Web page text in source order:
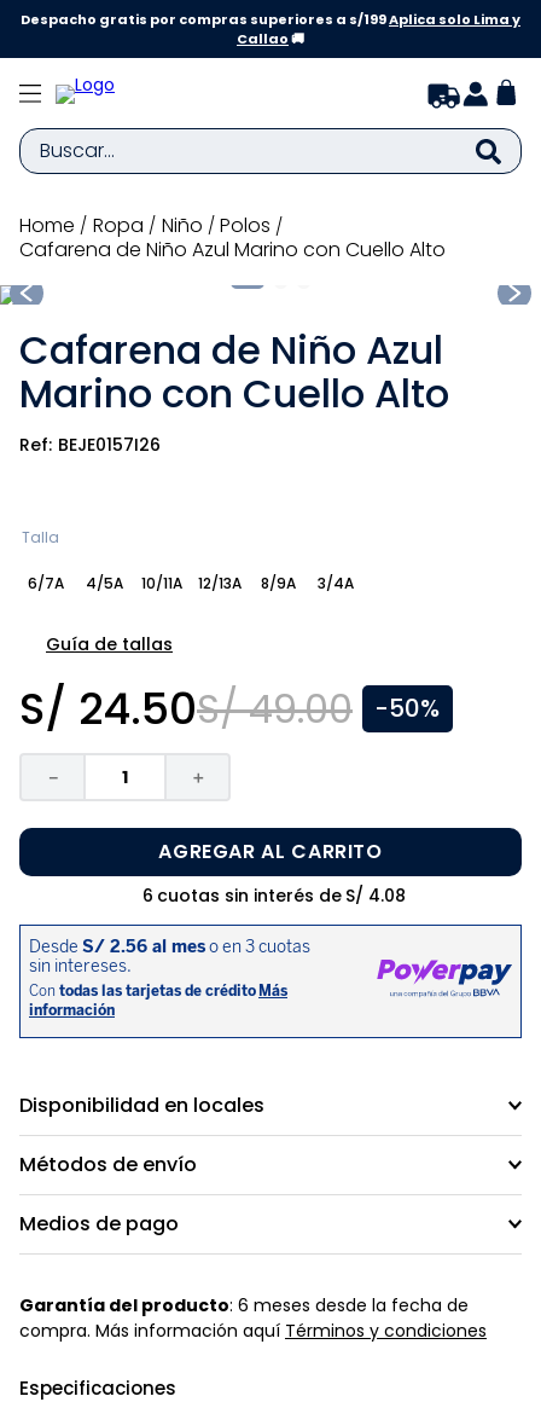
Despacho gratis por compras superiores a s/199Aplica solo Lima y
Callao🚚
Buscar...
ropa niño
polos
Cafarena de Niño Azul Marino con Cuello Alto
Cafarena de Niño Azul
Marino con Cuello Alto
BEJE0157I26
Talla
6/7A 4/5A 10/11A 12/13A 8/9A 3/4A
Guía de tallas
S/ 24.50S/ 49.00 -50%
＋
－
AGREGAR AL CARRITO
6 cuotas sin interés de S/ 4.08
Disponibilidad en locales
Métodos de envío
Medios de pago
Garantía del producto: 6 meses desde la fecha de
compra. Más información aquí Términos y condiciones
Especificaciones
TÉRMINOS MÁS BUSCADOS
1.
zapatillas niña
2.
3.
medias
4
sandalias
zapatos niña
disney